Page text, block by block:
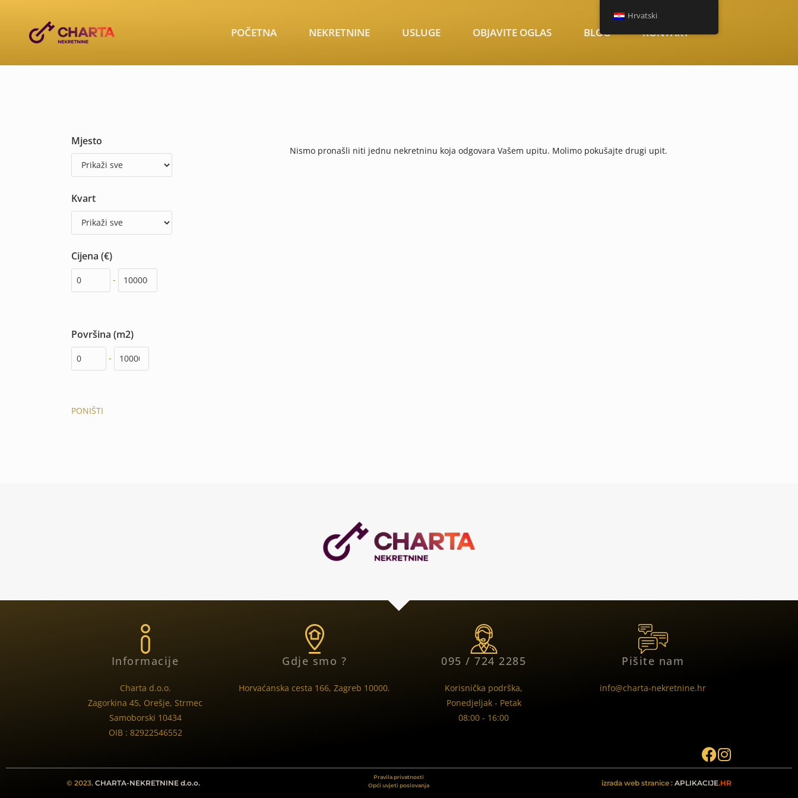
POČETNA NEKRETNINE USLUGE OBJAVITE OGLAS BLOG KONTAKT
Mjesto
Kvart
Cijena (€)
-
Površina (m2)
-
PONIŠTI
Nismo pronašli niti jednu nekretninu koja odgovara Vašem upitu. Molimo pokušajte drugi upit.
Informacije
Charta d.o.o.
Zagorkina 45, Orešje, Strmec
Samoborski 10434
OIB : 82922546552
Gdje smo ?
Horvaćanska cesta 166, Zagreb 10000.
095 / 724 2285
Korisnička podrška,
Ponedjeljak - Petak
08:00 - 16:00
Pišite nam
info@charta-nekretnine.hr
© 2023. CHARTA-NEKRETNINE d.o.o.
Pravila privatnosti
Opći uvjeti poslovanja
izrada web stranice : APLIKACIJE.HR
Hrvatski